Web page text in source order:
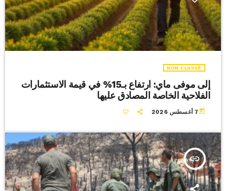
NON CLASSÉ
إلى موفى ماي: ارتفاع بـ15% في قيمة الاستثمارات
الفلاحية الخاصة المصادق عليها
today 7 أغسطس 2026
insert_link